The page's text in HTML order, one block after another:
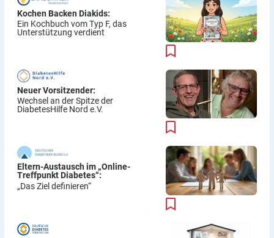
Kochen Backen Diakids:
Ein Kochbuch vom Typ F, das
Unterstützung verdient
Neuer Vorsitzender:
Wechsel an der Spitze der
DiabetesHilfe Nord e.V.
Eltern-Austausch im „Online-
Treffpunkt Diabetes“:
„Das Ziel definieren“